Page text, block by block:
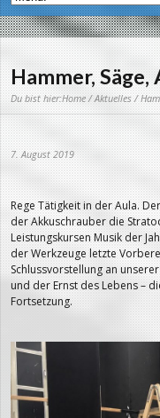
Hammer,
Du bist hier:Home/Aktuelles/
7. August 2019
Rege Tätigkeit in der Aula.
der Akkuschrauber die
Leistungskursen Musik der
der Werkzeuge letzte
Schlussvorstellung an
und der Ernst des Lebens –
Fortsetzung.